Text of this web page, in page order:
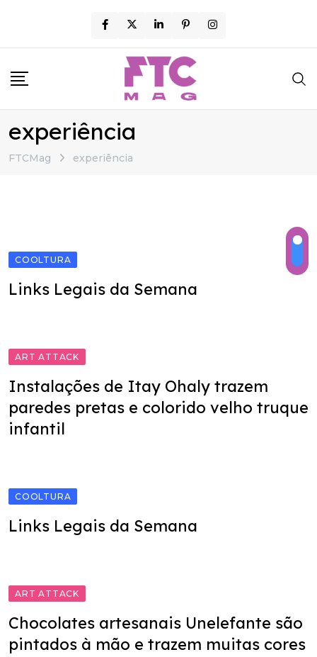
content
experiência
FTCMag experiência
COOLTURA
Links Legais da Semana
ART ATTACK
Instalações de Itay Ohaly trazem
paredes pretas e colorido velho truque
infantil
COOLTURA
Links Legais da Semana
ART ATTACK
Chocolates artesanais Unelefante são
pintados à mão e trazem muitas cores